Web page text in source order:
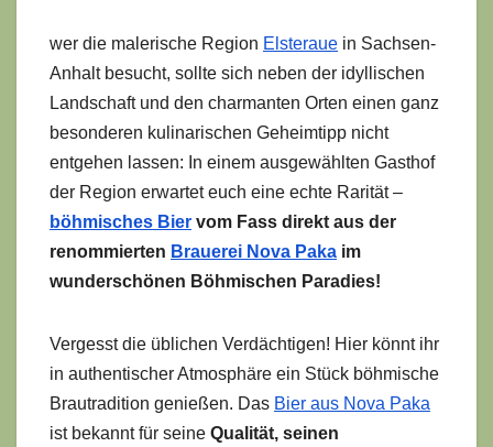
wer die malerische Region Elsteraue in Sachsen-
Anhalt besucht, sollte sich neben der idyllischen
Landschaft und den charmanten Orten einen ganz
besonderen kulinarischen Geheimtipp nicht
entgehen lassen: In einem ausgewählten Gasthof
der Region erwartet euch eine echte Rarität –
böhmisches Bier vom Fass direkt aus der
renommierten Brauerei Nova Paka im
wunderschönen Böhmischen Paradies!
Vergesst die üblichen Verdächtigen! Hier könnt ihr
in authentischer Atmosphäre ein Stück böhmische
Brautradition genießen. Das Bier aus Nova Paka
ist bekannt für seine Qualität, seinen